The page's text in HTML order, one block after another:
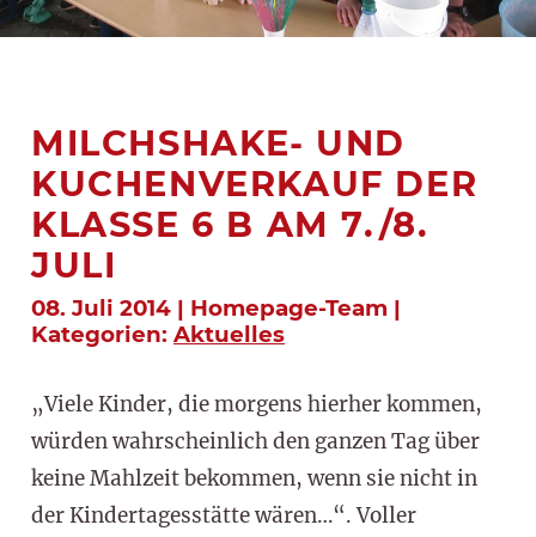
MILCHSHAKE- UND
KUCHENVERKAUF DER
KLASSE 6 B AM 7./8.
JULI
08. Juli 2014 | Homepage-Team |
Kategorien: Aktuelles
„Viele Kinder, die morgens hierher kommen,
würden wahrscheinlich den ganzen Tag über
keine Mahlzeit bekommen, wenn sie nicht in
der Kindertagesstätte wären…“. Voller